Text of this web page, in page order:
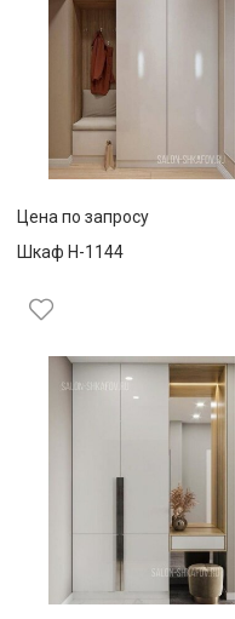
Цена по запросу
Шкаф Н-1144